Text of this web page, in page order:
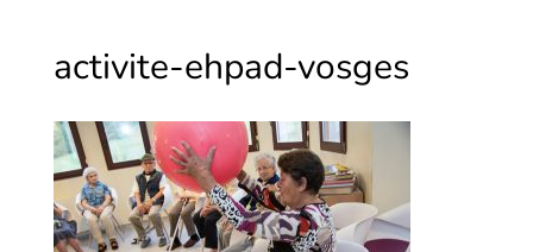
activite-ehpad-vosges